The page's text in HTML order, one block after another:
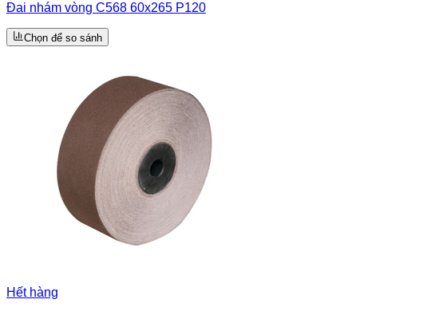
Đai nhám vòng C568 60x265 P120
Chọn để so sánh
Hết hàng